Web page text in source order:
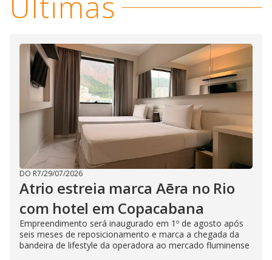
DO R7/29/07/2026
Atrio estreia marca Aēra no Rio
com hotel em Copacabana
Empreendimento será inaugurado em 1º de agosto após
seis meses de reposicionamento e marca a chegada da
bandeira de lifestyle da operadora ao mercado fluminense